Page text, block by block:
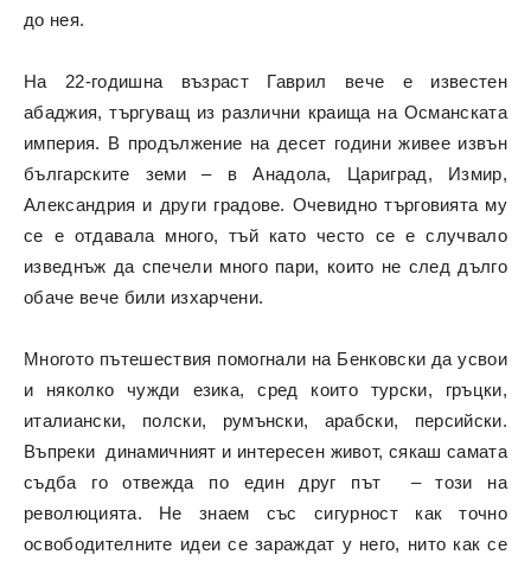
до нея.
На 22-годишна възраст Гаврил вече е известен
абаджия, търгуващ из различни краища на Османската
империя. В продължение на десет години живее извън
българските земи – в Анадола, Цариград, Измир,
Александрия и други градове. Очевидно търговията му
се е отдавала много, тъй като често се е случвало
изведнъж да спечели много пари, които не след дълго
обаче вече били изхарчени.
Многото пътешествия помогнали на Бенковски да усвои
и няколко чужди езика, сред които турски, гръцки,
италиански, полски, румънски, арабски, персийски.
Въпреки динамичният и интересен живот, сякаш самата
съдба го отвежда по един друг път – този на
революцията. Не знаем със сигурност как точно
освободителните идеи се зараждат у него, нито как се